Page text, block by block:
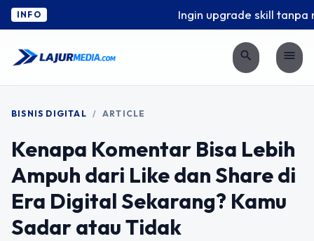
INFO Ingin upgrade skill tanpa
search menu
BISNIS DIGITAL / ARTICLE
Kenapa Komentar Bisa Lebih
Ampuh dari Like dan Share di
Era Digital Sekarang? Kamu
Sadar atau Tidak